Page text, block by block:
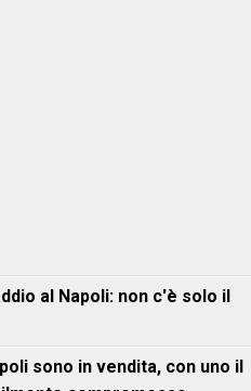
al Napoli: non c'è solo il
sono in vendita, con uno il